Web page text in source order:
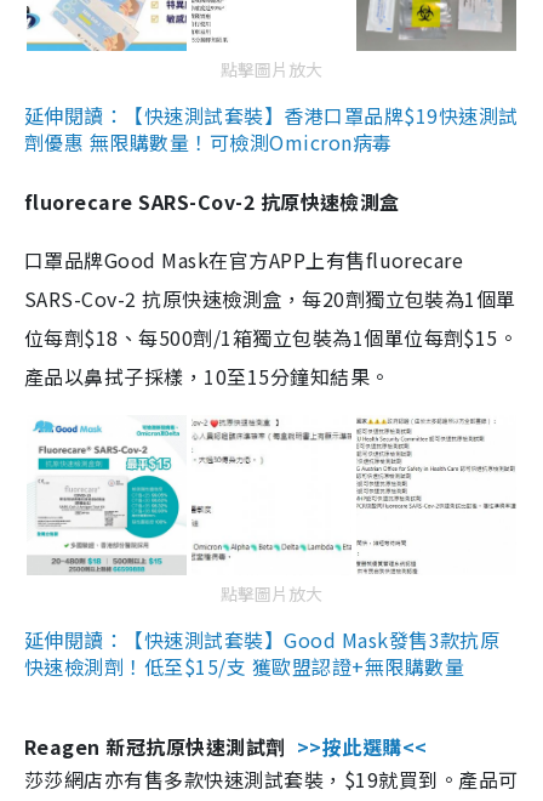
點擊圖片放大
延伸閱讀：【快速測試套裝】香港口罩品牌$19快速測試
劑優惠 無限購數量！可檢測Omicron病毒
fluorecare SARS-Cov-2 抗原快速檢測盒
口罩品牌Good Mask在官方APP上有售fluorecare
SARS-Cov-2 抗原快速檢測盒，每20劑獨立包裝為1個單
位每劑$18、每500劑/1箱獨立包裝為1個單位每劑$15。
產品以鼻拭子採樣，10至15分鐘知結果。
點擊圖片放大
延伸閱讀：【快速測試套裝】Good Mask發售3款抗原
快速檢測劑！低至$15/支 獲歐盟認證+無限購數量
Reagen 新冠抗原快速測試劑 >>按此選購<<
莎莎網店亦有售多款快速測試套裝，$19就買到。產品可